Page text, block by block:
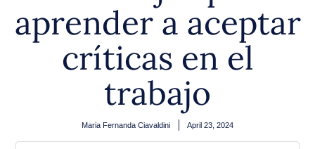
aprender a aceptar
críticas en el
trabajo
Maria Fernanda Ciavaldini April 23, 2024